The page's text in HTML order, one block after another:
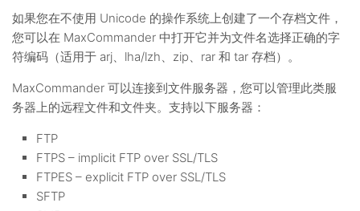
如果您在不使用 Unicode 的操作系统上创建了一个存档文件，
您可以在 MaxCommander 中打开它并为文件名选择正确的字
符编码（适用于 arj、lha/lzh、zip、rar 和 tar 存档）。
MaxCommander 可以连接到文件服务器，您可以管理此类服
务器上的远程文件和文件夹。支持以下服务器：
FTP
FTPS – implicit FTP over SSL/TLS
FTPES – explicit FTP over SSL/TLS
SFTP